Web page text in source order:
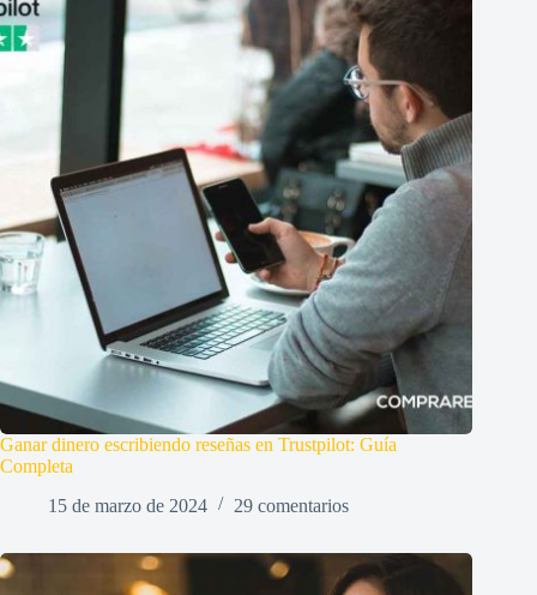
Ganar dinero escribiendo reseñas en Trustpilot: Guía
Completa
15 de marzo de 2024
29 comentarios